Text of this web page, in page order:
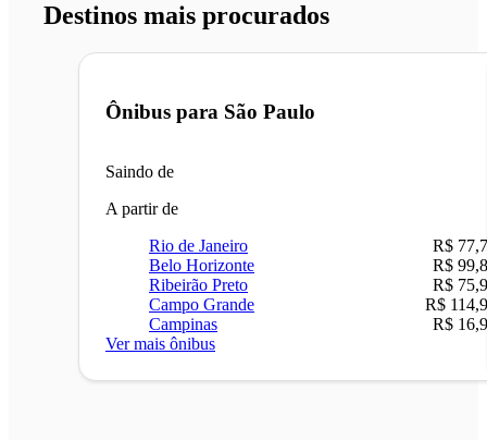
Destinos mais procurados
Ônibus para São Paulo
Saindo de
A partir de
Rio de Janeiro
R$
Belo Horizonte
R$
Ribeirão Preto
R$
Campo Grande
R$
Campinas
R$
Ver mais ônibus